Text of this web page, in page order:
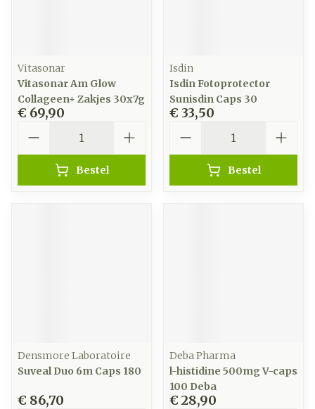
Vitasonar
Vitasonar Am Glow
Collageen+ Zakjes 30x7g
€ 69,90
Bestel
Isdin
Isdin Fotoprotector
Sunisdin Caps 30
€ 33,50
Bestel
Densmore Laboratoire
Suveal Duo 6m Caps 180
€ 86,70
Deba Pharma
l-histidine 500mg V-caps
100 Deba
€ 28,90